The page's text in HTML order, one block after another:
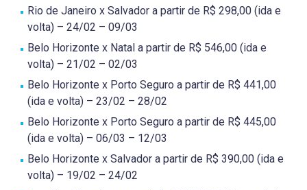
Rio de Janeiro x Salvador a partir de R$ 298,00 (ida e
volta) – 24/02 – 09/03
Belo Horizonte x Natal a partir de R$ 546,00 (ida e
volta) – 21/02 – 02/03
Belo Horizonte x Porto Seguro a partir de R$ 441,00
(ida e volta) – 23/02 – 28/02
Belo Horizonte x Porto Seguro a partir de R$ 445,00
(ida e volta) – 06/03 – 12/03
Belo Horizonte x Salvador a partir de R$ 390,00 (ida e
volta) – 19/02 – 24/02